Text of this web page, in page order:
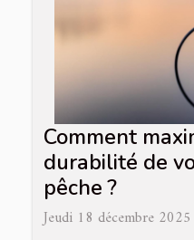
Comment
durabilité de
pêche ?
Jeudi 18 décembre